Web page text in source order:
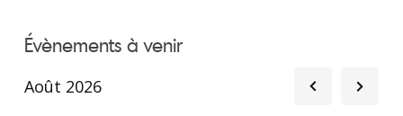
Évènements à venir
Août 2026